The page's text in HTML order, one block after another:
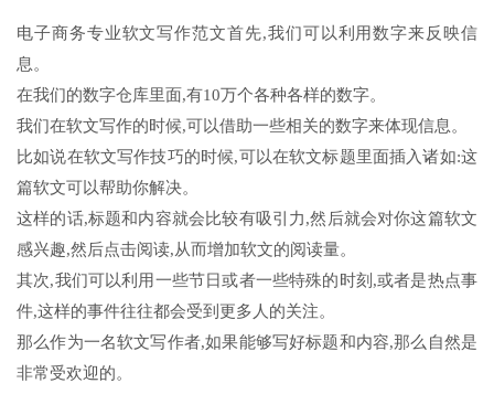
电子商务专业软文写作范文首先,我们可以利用数字来反映信
息。
在我们的数字仓库里面,有10万个各种各样的数字。
我们在软文写作的时候,可以借助一些相关的数字来体现信息。
比如说在软文写作技巧的时候,可以在软文标题里面插入诸如:这
篇软文可以帮助你解决。
这样的话,标题和内容就会比较有吸引力,然后就会对你这篇软文
感兴趣,然后点击阅读,从而增加软文的阅读量。
其次,我们可以利用一些节日或者一些特殊的时刻,或者是热点事
件,这样的事件往往都会受到更多人的关注。
那么作为一名软文写作者,如果能够写好标题和内容,那么自然是
非常受欢迎的。